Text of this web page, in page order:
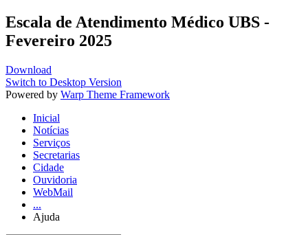
Escala de Atendimento Médico UBS -
Fevereiro 2025
Download
Switch to Desktop Version
Powered by Warp Theme Framework
Inicial
Notícias
Serviços
Secretarias
Cidade
Ouvidoria
WebMail
...
Ajuda